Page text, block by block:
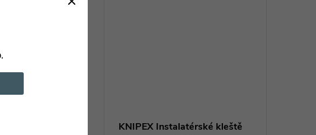
kleště
KNIPEX Instalatérské kleště